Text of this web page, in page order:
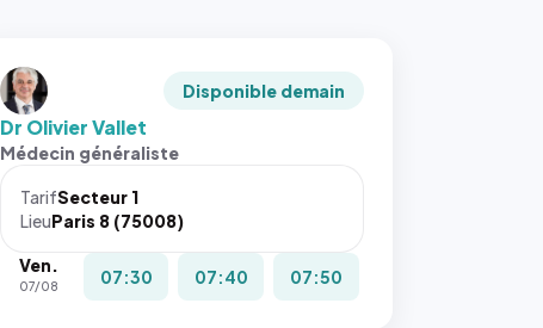
Disponible demain
Dr Olivier Vallet
Médecin généraliste
TarifSecteur 1
LieuParis 8 (75008)
Ven.
07/08 07:30 07:40 07:50